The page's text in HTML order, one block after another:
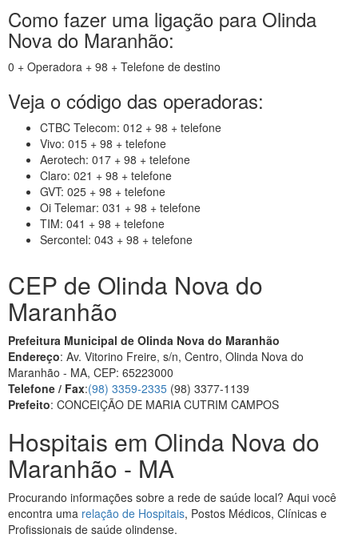
Como fazer uma ligação para Olinda
Nova do Maranhão:
0 + Operadora + 98 + Telefone de destino
Veja o código das operadoras:
CTBC Telecom: 012 + 98 + telefone
Vivo: 015 + 98 + telefone
Aerotech: 017 + 98 + telefone
Claro: 021 + 98 + telefone
GVT: 025 + 98 + telefone
Oi Telemar: 031 + 98 + telefone
TIM: 041 + 98 + telefone
Sercontel: 043 + 98 + telefone
CEP de Olinda Nova do
Maranhão
Prefeitura Municipal de Olinda Nova do Maranhão
Endereço: Av. Vitorino Freire, s/n, Centro, Olinda Nova do
Maranhão - MA, CEP: 65223000
Telefone / Fax:(98) 3359-2335 (98) 3377-1139
Prefeito: CONCEIÇÃO DE MARIA CUTRIM CAMPOS
Hospitais em Olinda Nova do
Maranhão - MA
Procurando informações sobre a rede de saúde local? Aqui você
encontra uma relação de Hospitais, Postos Médicos, Clínicas e
Profissionais de saúde olindense.